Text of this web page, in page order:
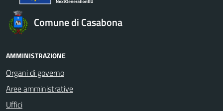
Comune di Casabona
AMMINISTRAZIONE
Organi di governo
Aree amministrative
Uffici